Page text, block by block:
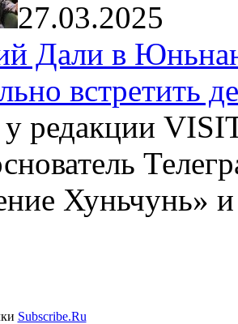
27.03.2025
Дали в
встретить
у редакции
Хуньчунь»
Subscribe.Ru